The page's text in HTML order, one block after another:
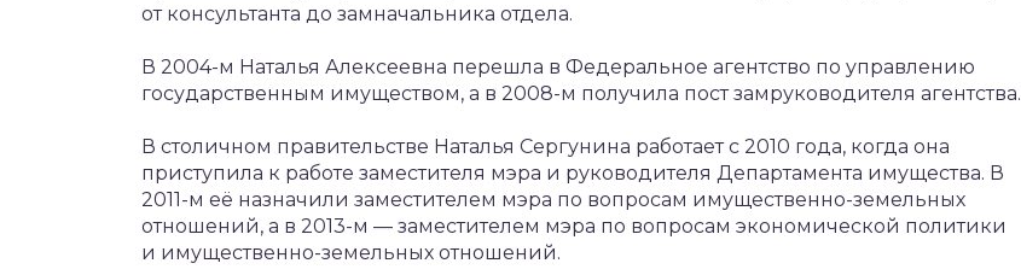
от консультанта до замначальника отдела.
В 2004-м Наталья Алексеевна перешла в Федеральное агентство по управлению
государственным имуществом, а в 2008-м получила пост замруководителя агентства.
В столичном правительстве Наталья Сергунина работает с 2010 года, когда она
приступила к работе заместителя мэра и руководителя Департамента имущества. В
2011-м её назначили заместителем мэра по вопросам имущественно-земельных
отношений, а в 2013-м — заместителем мэра по вопросам экономической политики
и имущественно-земельных отношений.